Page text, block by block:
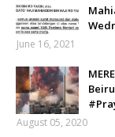
June 16, 2021
August 05, 2020